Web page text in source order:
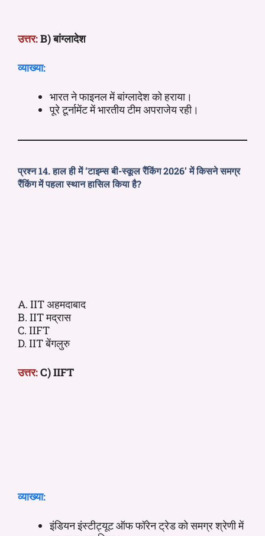
उत्तर:B) बांग्लादेश
व्याख्या:
भारत ने फाइनल में बांग्लादेश को हराया।
पूरे टूर्नामेंट में भारतीय टीम अपराजेय रही।
प्रश्न 14. हाल ही में ‘टाइम्स बी-स्कूल रैंकिंग 2026’ में किसने समग्र
रैंकिंग में पहला स्थान हासिल किया है?
A. IIT अहमदाबाद
B. IIT मद्रास
C. IIFT
D. IIT बेंगलुरु
उत्तर:C) IIFT
व्याख्या:
इंडियन इंस्टीट्यूट ऑफ फॉरेन ट्रेड को समग्र श्रेणी में